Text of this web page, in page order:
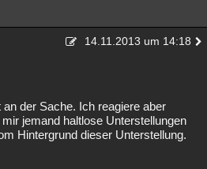
14.11.2013 um 14:18
der Sache. Ich reagiere aber
jemand haltlose Unterstellungen
Hintergrund dieser Unterstellung.